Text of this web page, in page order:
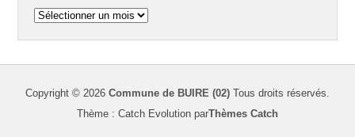
Archives
Copyright © 2026 Commune de BUIRE (02) Tous droits réservés.
Thème : Catch Evolution parThèmes Catch